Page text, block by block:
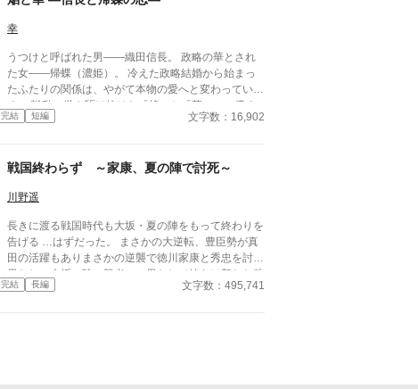
拾った男の子と二人で暮らし始めた。
幸
うつけと呼ばれた男――織田信長。 政略の華とされ
た女――帰蝶（濃姫）。 冷えた政略結婚から始まっ
たふたりの関係は、やがて本物の愛へと変わってい
く。 戦乱の世を駆け抜けた「焔」と「華」の、儚く
も燃え上がる恋の物語。 ※全編チャットGPTにて生
完結 短編 文字数：16,902
戦国終わらず ～家康、夏の陣で討死～
川野遥
長きに渡る戦国時代も大坂・夏の陣をもって終わりを
告げる …はずだった。 まさかの大逆転、豊臣勢が真
田の活躍もありまさかの逆襲で徳川家康と秀忠を討ち
果たし、大坂の陣の勝者に。果たして彼らは新たな秩
序を作ることができるのか？ 敗北した徳川勢も何と
完結 長編 文字数：495,741